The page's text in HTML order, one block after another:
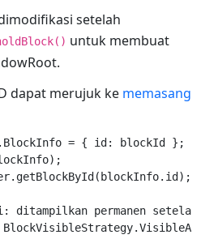
setelah
untuk membuat
dapat merujuk ke memasang
= { id: blockId };
ditampilkan permanen